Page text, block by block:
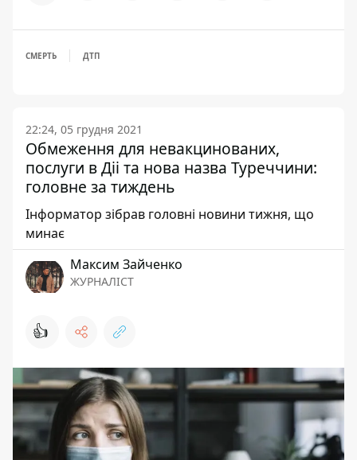
СМЕРТЬ ДТП
22:24, 05 грудня 2021
Обмеження для невакцинованих,
послуги в Діі та нова назва Туреччини:
головне за тиждень
Інформатор зібрав головні новини тижня, що
минає
Максим Зайченко
ЖУРНАЛІСТ
👍